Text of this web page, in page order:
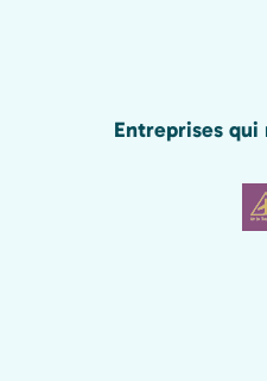
Entreprises qui